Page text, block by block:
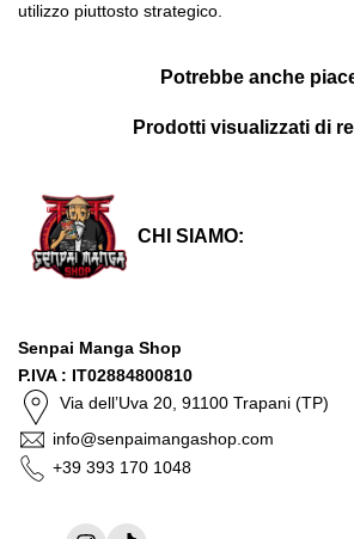
utilizzo piuttosto strategico.
Potrebbe anche
Prodotti visualizzati di
CHI SIAMO:
Senpai Manga Shop
P.IVA : IT02884800810
Via dell’Uva 20, 91100 Trapani (TP)
info@senpaimangashop.com
+39 393 170 1048